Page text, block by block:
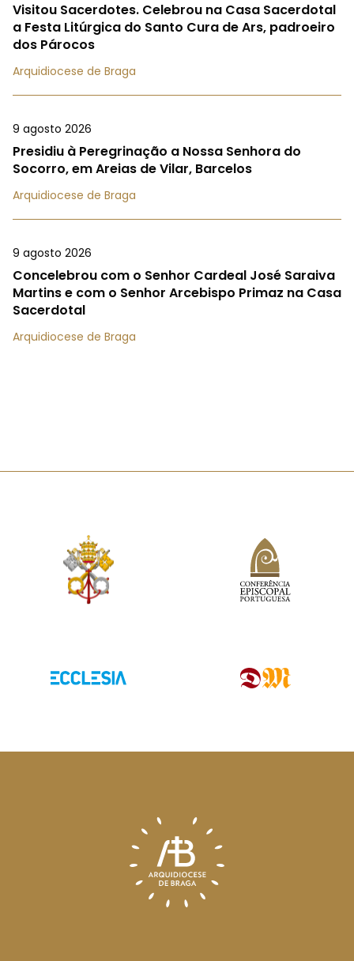
Visitou Sacerdotes. Celebrou na Casa Sacerdotal
a Festa Litúrgica do Santo Cura de Ars, padroeiro
dos Párocos
Arquidiocese de Braga
9 agosto 2026
Presidiu à Peregrinação a Nossa Senhora do
Socorro, em Areias de Vilar, Barcelos
Arquidiocese de Braga
9 agosto 2026
Concelebrou com o Senhor Cardeal José Saraiva
Martins e com o Senhor Arcebispo Primaz na Casa
Sacerdotal
Arquidiocese de Braga